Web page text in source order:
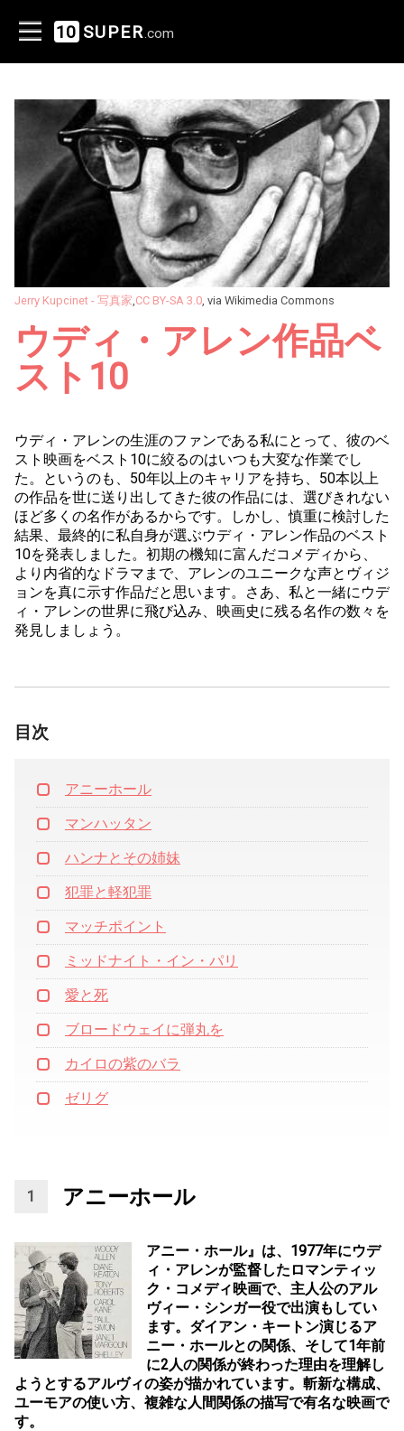
10 SUPER .com
Jerry Kupcinet - 写真家,CC BY-SA 3.0, via Wikimedia Commons
ウディ・アレン作品ベ
スト10
ウディ・アレンの生涯のファンである私にとって、彼のベ
スト映画をベスト10に絞るのはいつも大変な作業でし
た。というのも、50年以上のキャリアを持ち、50本以上
の作品を世に送り出してきた彼の作品には、選びきれない
ほど多くの名作があるからです。しかし、慎重に検討した
結果、最終的に私自身が選ぶウディ・アレン作品のベスト
10を発表しました。初期の機知に富んだコメディから、
より内省的なドラマまで、アレンのユニークな声とヴィジ
ョンを真に示す作品だと思います。さあ、私と一緒にウデ
ィ・アレンの世界に飛び込み、映画史に残る名作の数々を
発見しましょう。
目次
アニーホール
マンハッタン
ハンナとその姉妹
犯罪と軽犯罪
マッチポイント
ミッドナイト・イン・パリ
愛と死
ブロードウェイに弾丸を
カイロの紫のバラ
ゼリグ
アニーホール
アニー・ホール』は、1977年にウデ
ィ・アレンが監督したロマンティッ
ク・コメディ映画で、主人公のアル
ヴィー・シンガー役で出演もしてい
ます。ダイアン・キートン演じるア
ニー・ホールとの関係、そして1年前
に2人の関係が終わった理由を理解し
ようとするアルヴィの姿が描かれています。斬新な構成、
ユーモアの使い方、複雑な人間関係の描写で有名な映画で
す。